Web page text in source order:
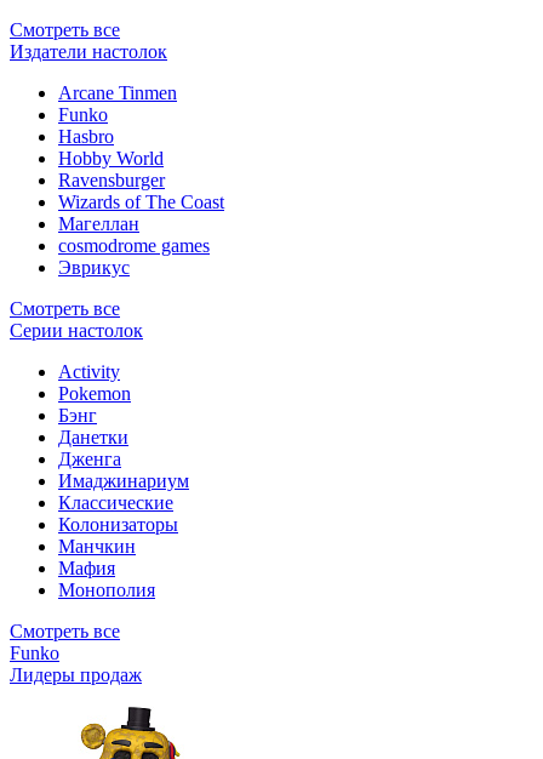
Смотреть все
Издатели настолок
Arcane Tinmen
Funko
Hasbro
Hobby World
Ravensburger
Wizards of The Coast
Магеллан
сosmodrome games
Эврикус
Смотреть все
Серии настолок
Activity
Pokemon
Бэнг
Данетки
Дженга
Имаджинариум
Классические
Колонизаторы
Манчкин
Мафия
Монополия
Смотреть все
Funko
Лидеры продаж